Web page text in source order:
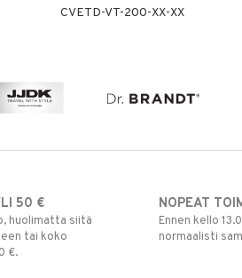
CVETD-VT-200-XX-XX
50 €
huolimatta siitä
tai koko
€.
NOPEAT
Ennen kello
normaalisti